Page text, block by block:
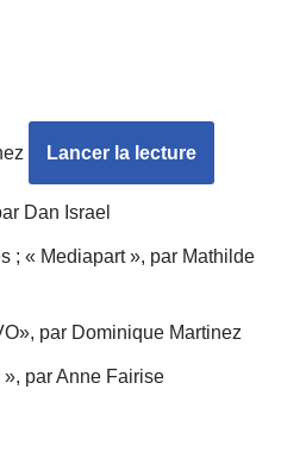
Lancer la lecture
Dan Israel
; « Mediapart », par Mathilde
par Dominique Martinez
par Anne Fairise